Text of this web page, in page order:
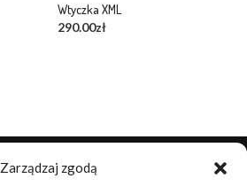
Zarządzaj zgodą
Wtyczka XML
290.00zł